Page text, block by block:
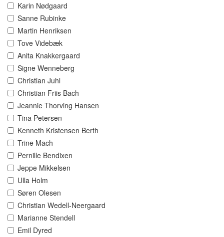
Karin Nødgaard
Sanne Rubinke
Martin Henriksen
Tove Videbæk
Anita Knakkergaard
Signe Wenneberg
Christian Juhl
Christian Friis Bach
Jeannie Thorving Hansen
Tina Petersen
Kenneth Kristensen Berth
Trine Mach
Pernille Bendixen
Jeppe Mikkelsen
Ulla Holm
Søren Olesen
Christian Wedell-Neergaard
Marianne Stendell
Emil Dyred